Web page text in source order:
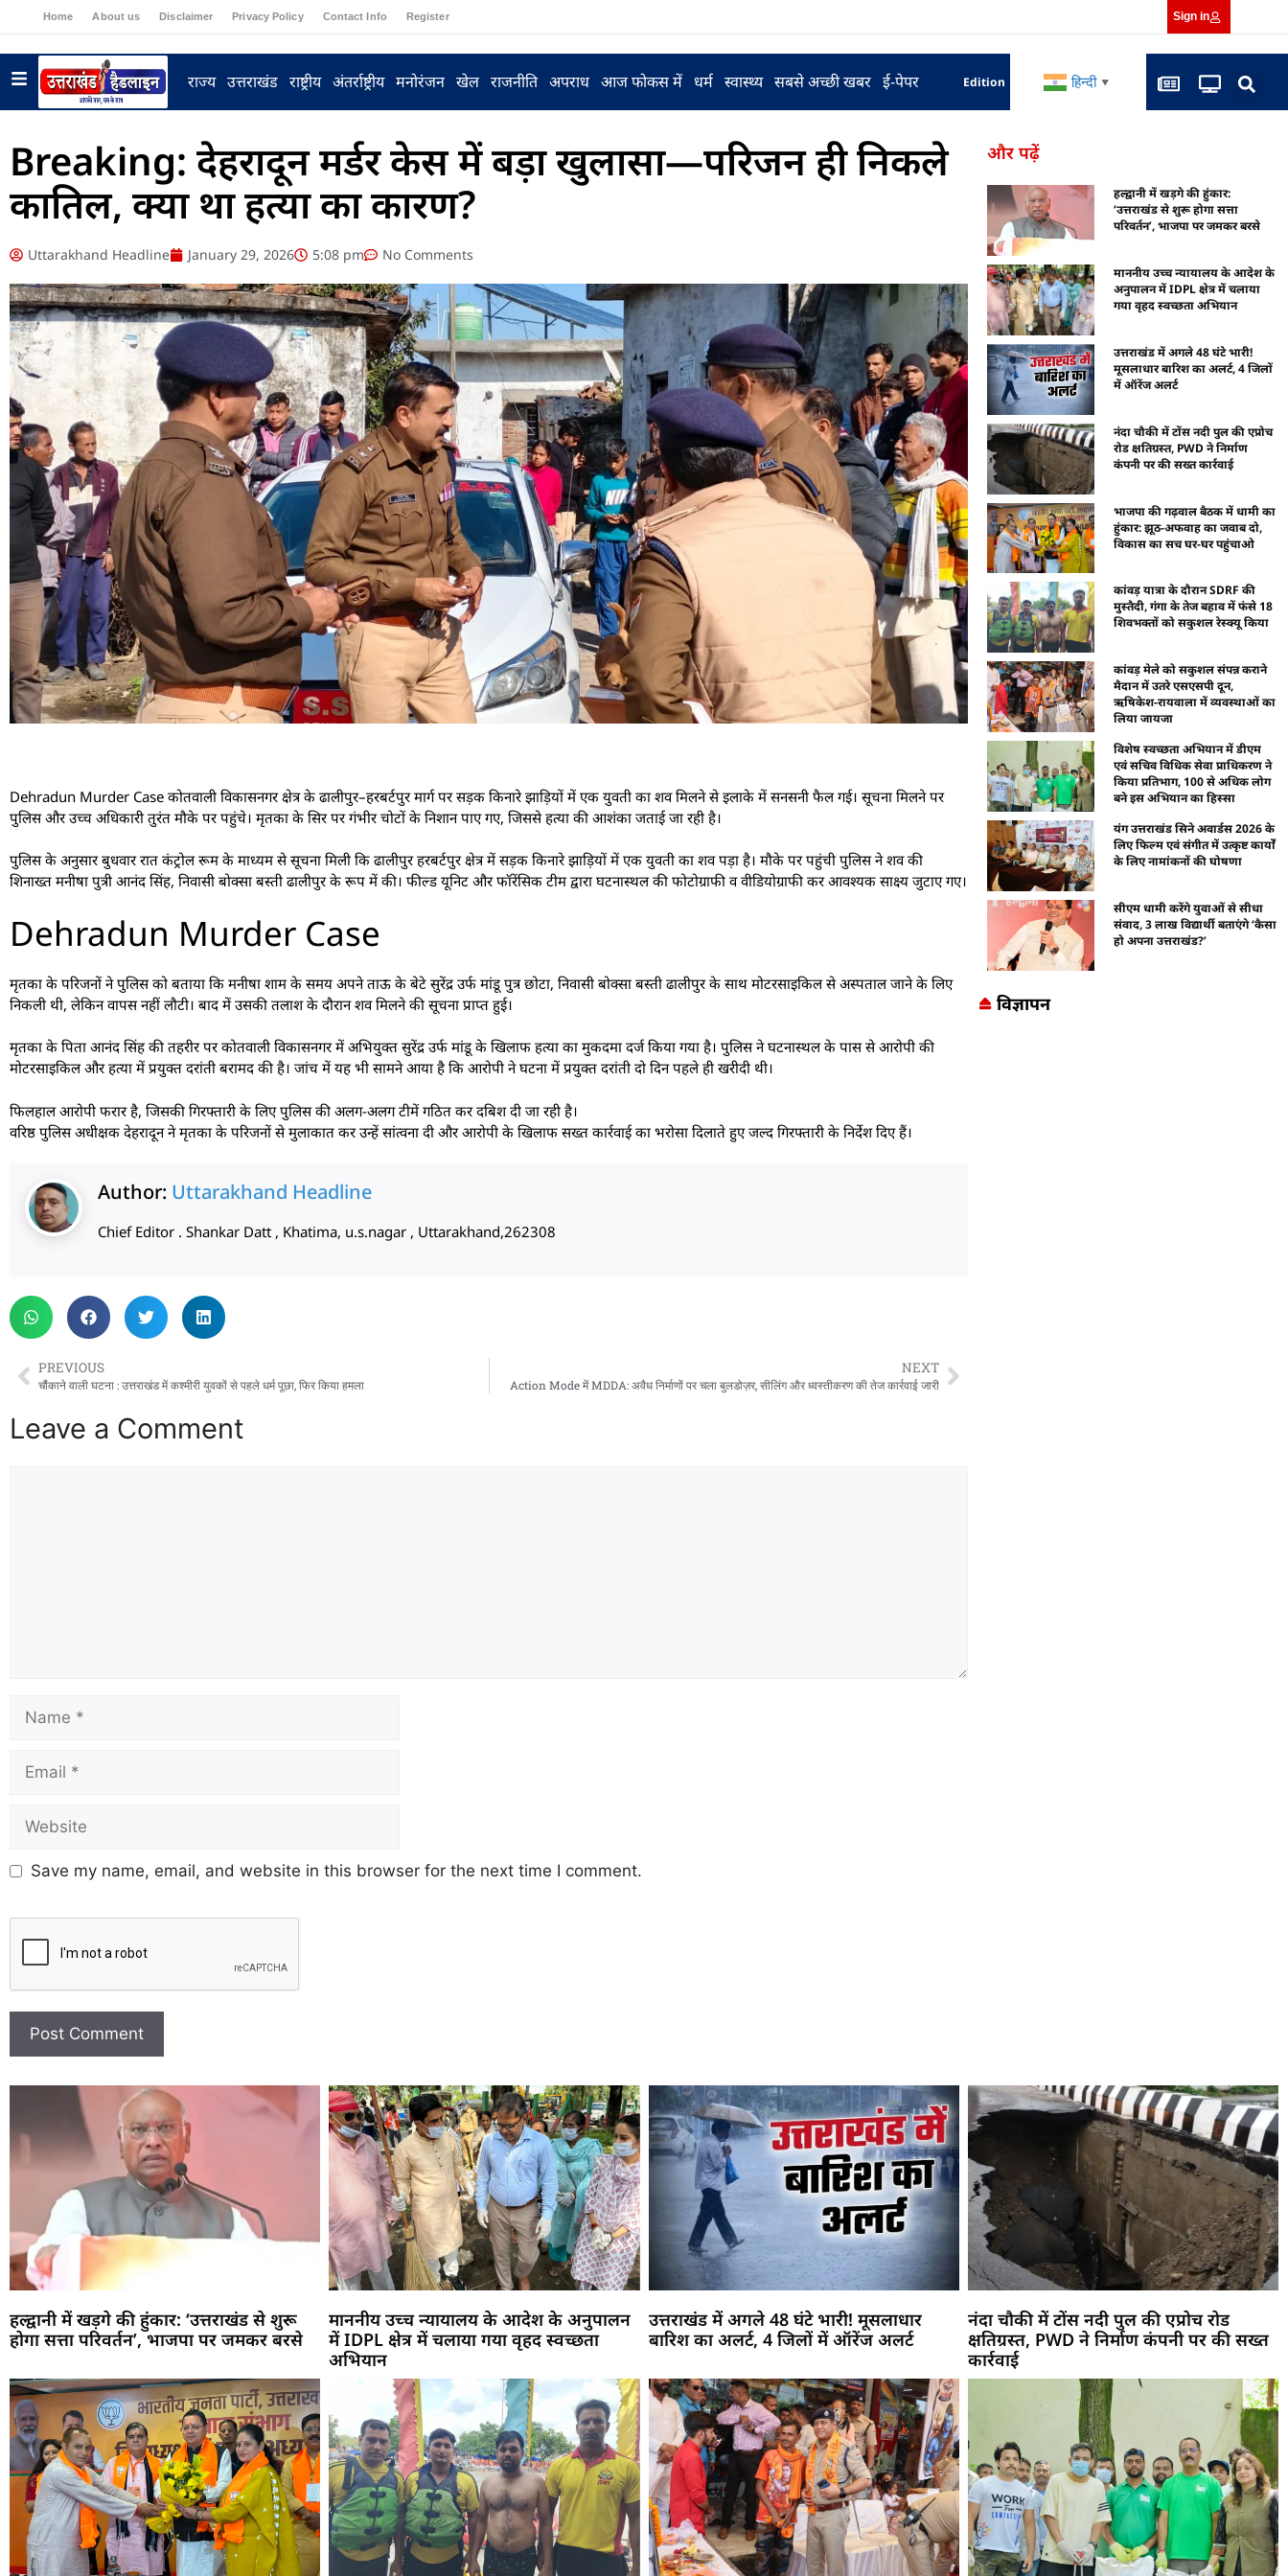
Home About us Disclaimer Privacy Policy Contact Info Register Sign in
राज्य उत्तराखंड राष्ट्रीय अंतर्राष्ट्रीय मनोरंजन खेल राजनीति अपराध आज फोकस में धर्म स्वास्थ्य सबसे अच्छी खबर ई-पेपर Edition हिन्दी ▼
Breaking: देहरादून मर्डर केस में बड़ा खुलासा—परिजन ही निकले
कातिल, क्या था हत्या का कारण?
Uttarakhand Headline January 29, 2026 5:08 pm No Comments
Dehradun Murder Case कोतवाली विकासनगर क्षेत्र के ढालीपुर–हरबर्टपुर मार्ग पर सड़क किनारे झाड़ियों में एक युवती का शव मिलने से इलाके में सनसनी फैल गई। सूचना मिलने पर
पुलिस और उच्च अधिकारी तुरंत मौके पर पहुंचे। मृतका के सिर पर गंभीर चोटों के निशान पाए गए, जिससे हत्या की आशंका जताई जा रही है।
पुलिस के अनुसार बुधवार रात कंट्रोल रूम के माध्यम से सूचना मिली कि ढालीपुर हरबर्टपुर क्षेत्र में सड़क किनारे झाड़ियों में एक युवती का शव पड़ा है। मौके पर पहुंची पुलिस ने शव की
शिनाख्त मनीषा पुत्री आनंद सिंह, निवासी बोक्सा बस्ती ढालीपुर के रूप में की। फील्ड यूनिट और फॉरेंसिक टीम द्वारा घटनास्थल की फोटोग्राफी व वीडियोग्राफी कर आवश्यक साक्ष्य जुटाए गए।
Dehradun Murder Case
मृतका के परिजनों ने पुलिस को बताया कि मनीषा शाम के समय अपने ताऊ के बेटे सुरेंद्र उर्फ मांडू पुत्र छोटा, निवासी बोक्सा बस्ती ढालीपुर के साथ मोटरसाइकिल से अस्पताल जाने के लिए
निकली थी, लेकिन वापस नहीं लौटी। बाद में उसकी तलाश के दौरान शव मिलने की सूचना प्राप्त हुई।
मृतका के पिता आनंद सिंह की तहरीर पर कोतवाली विकासनगर में अभियुक्त सुरेंद्र उर्फ मांडू के खिलाफ हत्या का मुकदमा दर्ज किया गया है। पुलिस ने घटनास्थल के पास से आरोपी की
मोटरसाइकिल और हत्या में प्रयुक्त दरांती बरामद की है। जांच में यह भी सामने आया है कि आरोपी ने घटना में प्रयुक्त दरांती दो दिन पहले ही खरीदी थी।
फिलहाल आरोपी फरार है, जिसकी गिरफ्तारी के लिए पुलिस की अलग-अलग टीमें गठित कर दबिश दी जा रही है।
वरिष्ठ पुलिस अधीक्षक देहरादून ने मृतका के परिजनों से मुलाकात कर उन्हें सांत्वना दी और आरोपी के खिलाफ सख्त कार्रवाई का भरोसा दिलाते हुए जल्द गिरफ्तारी के निर्देश दिए हैं।
Author: Uttarakhand Headline
Chief Editor . Shankar Datt , Khatima, u.s.nagar , Uttarakhand,262308
PREVIOUS
चौंकाने वाली घटना : उत्तराखंड में कश्मीरी युवकों से पहले धर्म पूछा, फिर किया हमला
NEXT
Action Mode में MDDA: अवैध निर्माणों पर चला बुलडोज़र, सीलिंग और ध्वस्तीकरण की तेज कार्रवाई जारी
Leave a Comment
Save my name, email, and website in this browser for the next time I comment.
और पढ़ें
हल्द्वानी में खड़गे की हुंकार:
‘उत्तराखंड से शुरू होगा सत्ता
परिवर्तन’, भाजपा पर जमकर बरसे
माननीय उच्च न्यायालय के आदेश के
अनुपालन में IDPL क्षेत्र में चलाया
गया वृहद स्वच्छता अभियान
उत्तराखंड में अगले 48 घंटे भारी!
मूसलाधार बारिश का अलर्ट, 4 जिलों
में ऑरेंज अलर्ट
नंदा चौकी में टोंस नदी पुल की एप्रोच
रोड क्षतिग्रस्त, PWD ने निर्माण
कंपनी पर की सख्त कार्रवाई
भाजपा की गढ़वाल बैठक में धामी का
हुंकार: झूठ-अफवाह का जवाब दो,
विकास का सच घर-घर पहुंचाओ
कांवड़ यात्रा के दौरान SDRF की
मुस्तैदी, गंगा के तेज बहाव में फंसे 18
शिवभक्तों को सकुशल रेस्क्यू किया
कांवड़ मेले को सकुशल संपन्न कराने
मैदान में उतरे एसएसपी दून,
ऋषिकेश-रायवाला में व्यवस्थाओं का
लिया जायजा
विशेष स्वच्छता अभियान में डीएम
एवं सचिव विधिक सेवा प्राधिकरण ने
किया प्रतिभाग, 100 से अधिक लोग
बने इस अभियान का हिस्सा
यंग उत्तराखंड सिने अवार्डस 2026 के
लिए फिल्म एवं संगीत में उत्कृष्ट कार्यों
के लिए नामांकनों की घोषणा
सीएम धामी करेंगे युवाओं से सीधा
संवाद, 3 लाख विद्यार्थी बताएंगे ‘कैसा
हो अपना उत्तराखंड?’
विज्ञापन
हल्द्वानी में खड़गे की हुंकार: ‘उत्तराखंड से शुरू
होगा सत्ता परिवर्तन’, भाजपा पर जमकर बरसे
माननीय उच्च न्यायालय के आदेश के अनुपालन
में IDPL क्षेत्र में चलाया गया वृहद स्वच्छता
अभियान
उत्तराखंड में अगले 48 घंटे भारी! मूसलाधार
बारिश का अलर्ट, 4 जिलों में ऑरेंज अलर्ट
नंदा चौकी में टोंस नदी पुल की एप्रोच रोड
क्षतिग्रस्त, PWD ने निर्माण कंपनी पर की सख्त
कार्रवाई